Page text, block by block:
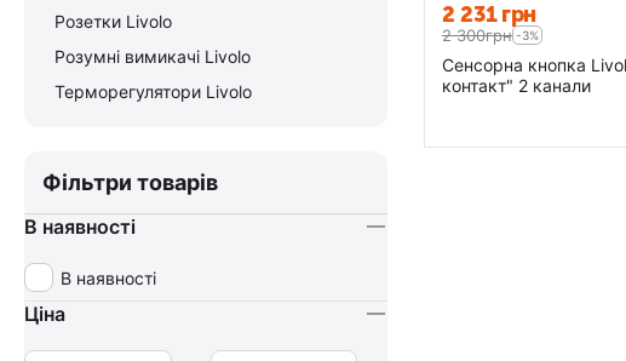
2 231 грн
2 300грн -3%
Сенсорна кнопка
контакт" 2 канали
Розетки Livolo
Розумні вимикачі Livolo
Терморегулятори Livolo
Фільтри товарів
В наявності
В наявності
Ціна